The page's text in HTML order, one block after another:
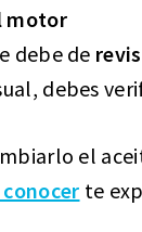
motor
debe de
debes
el
te